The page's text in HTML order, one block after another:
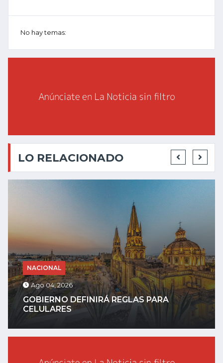
No hay temas:
LO RELACIONADO
NACIONAL
Ago 04, 2026
GOBIERNO DEFINIRÁ REGLAS PARA
CELULARES